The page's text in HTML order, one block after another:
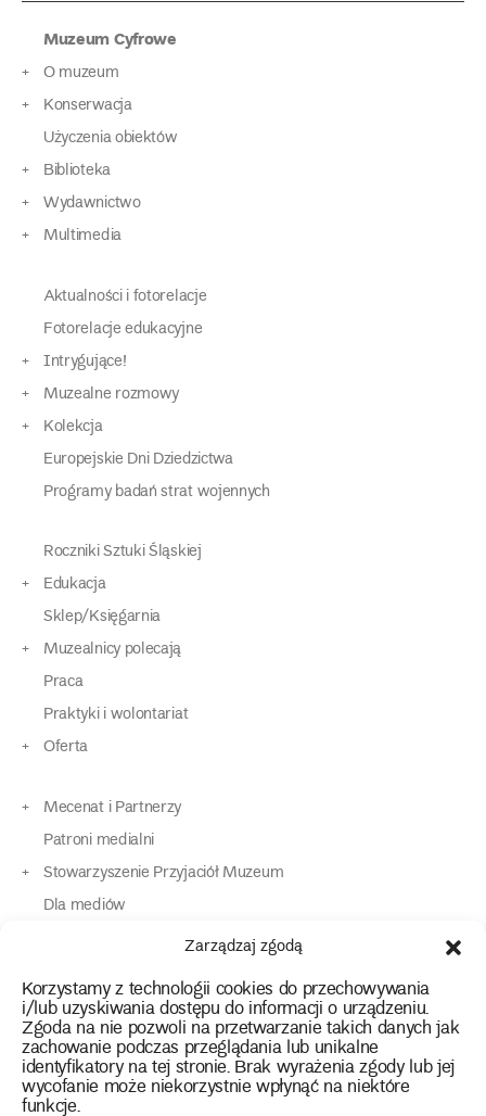
Zarządzaj zgodą
Korzystamy z technologii cookies do przechowywania
i/lub uzyskiwania dostępu do informacji o urządzeniu.
Zgoda na nie pozwoli na przetwarzanie takich danych jak
zachowanie podczas przeglądania lub unikalne
identyfikatory na tej stronie. Brak wyrażenia zgody lub jej
wycofanie może niekorzystnie wpłynąć na niektóre
funkcje.
Muzeum Cyfrowe
O muzeum
Konserwacja
Użyczenia obiektów
Biblioteka
Wydawnictwo
Multimedia
Aktualności i fotorelacje
Fotorelacje edukacyjne
Intrygujące!
Muzealne rozmowy
Kolekcja
Europejskie Dni Dziedzictwa
Programy badań strat wojennych
Roczniki Sztuki Śląskiej
Edukacja
Sklep/Księgarnia
Muzealnicy polecają
Praca
Praktyki i wolontariat
Oferta
Mecenat i Partnerzy
Patroni medialni
Stowarzyszenie Przyjaciół Muzeum
Dla mediów
Dla osób o specjalnych potrzebach
Kontakt
instagram
twitterfacebookyoutube
tiktok